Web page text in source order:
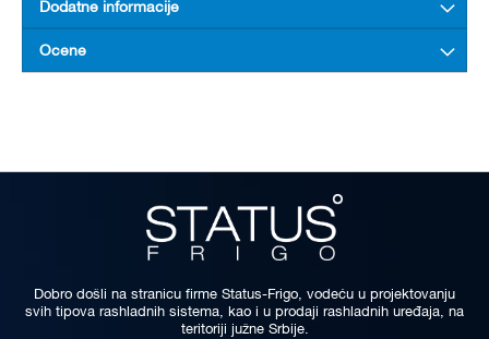
Dodatne informacije
Ocene
Dobro došli na stranicu firme Status-Frigo, vodeću u projektovanju
svih tipova rashladnih sistema, kao i u prodaji rashladnih uređaja, na
teritoriji južne Srbije.